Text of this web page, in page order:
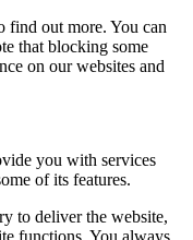
find out more. You can
that blocking some
on our websites and
you with services
of its features.
to deliver the website,
functions. You always